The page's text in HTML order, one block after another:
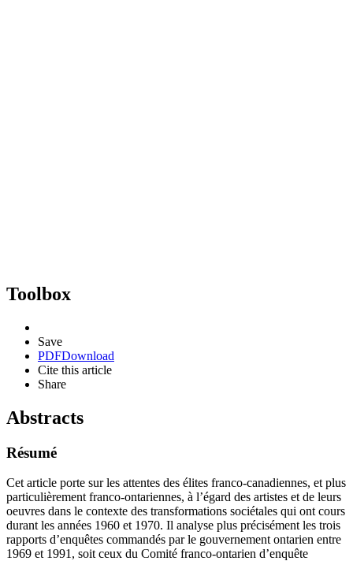
Toolbox
Save
PDFDownload
Cite this article
Share
Abstracts
Résumé
Cet article porte sur les attentes des élites franco-canadiennes, et plus
particulièrement franco-ontariennes, à l’égard des artistes et de leurs
oeuvres dans le contexte des transformations sociétales qui ont cours
durant les années 1960 et 1970. Il analyse plus précisément les trois
rapports d’enquêtes commandés par le gouvernement ontarien entre
1969 et 1991, soit ceux du Comité franco-ontarien d’enquête